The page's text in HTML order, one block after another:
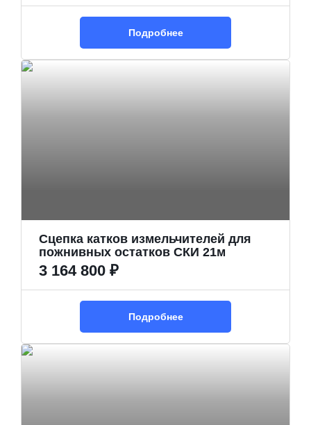
Подробнее
Сцепка катков измельчителей для
пожнивных остатков СКИ 21м
3 164 800 ₽
Подробнее